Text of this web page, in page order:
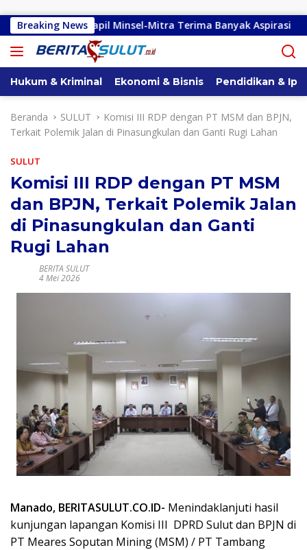
Breaking News
Sulut Dapil Minsel-Mitra Terima Banyak Aspirasi
Hukum & Kriminal Ekonomi & Bisnis Pendidikan &
Beranda SULUT
Komisi III RDP dengan PT MSM dan BPJN,
Terkait Polemik Jalan di Pinasungkulan dan Ganti Rugi Lahan
SULUT
Komisi III RDP dengan PT MSM
dan BPJN, Terkait Polemik Jalan
di Pinasungkulan dan Ganti
Rugi Lahan
BERITA SULUT
4 Mei 2026
Manado, BERITASULUT.CO.ID- Menindaklanjuti hasil
kunjungan lapangan Komisi III DPRD Sulut dan BPJN di
PT Meares Soputan Mining (MSM) / PT Tambang